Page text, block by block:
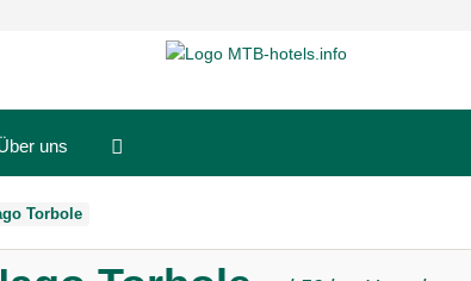
uns
Torbole